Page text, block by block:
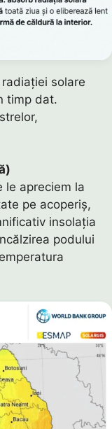
solare
timp dat.
le apreciem la
pe acoperiș,
insolația
podului